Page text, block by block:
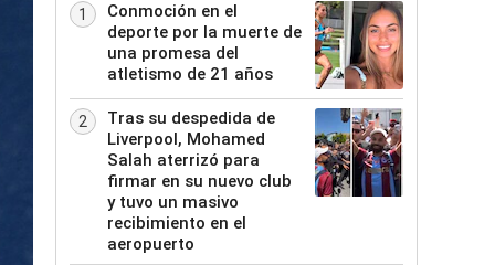
1
Conmoción en el
deporte por la muerte de
una promesa del
atletismo de 21 años
2
Tras su despedida de
Liverpool, Mohamed
Salah aterrizó para
firmar en su nuevo club
y tuvo un masivo
recibimiento en el
aeropuerto